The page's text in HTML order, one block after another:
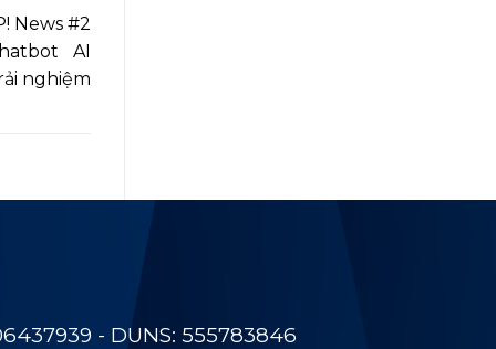
News #2
AI
nghiệm
- DUNS: 555783846